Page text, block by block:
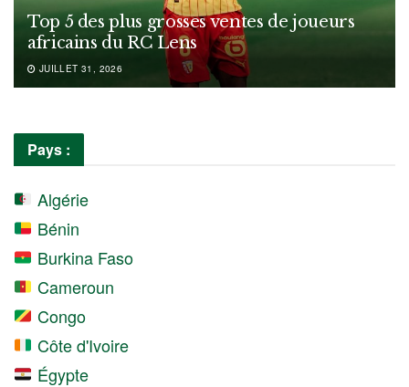
Top 5 des plus grosses ventes de joueurs
africains du RC Lens
JUILLET 31, 2026
Pays :
Algérie
Bénin
Burkina Faso
Cameroun
Congo
Côte d'Ivoire
Égypte